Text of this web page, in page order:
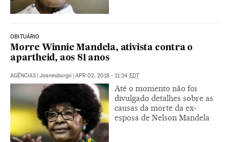
OBITUÁRIO
Morre Winnie Mandela, ativista contra o
apartheid, aos 81 anos
AGÊNCIAS Joanesburgo APR 02, 2018 - 11:34 EDT
Até o momento não foi
divulgado detalhes sobre as
causas da morte da ex-
esposa de Nelson Mandela